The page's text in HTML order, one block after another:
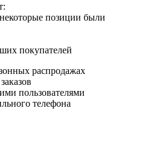
позиции были
покупателей
распродажах
пользователями
телефона